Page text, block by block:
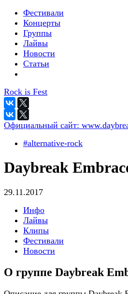
Фестивали
Концерты
Группы
Лайвы
Новости
Статьи
Rock is Fest
Официальный сайт:
#alternative-rock
Daybreak
29.11.2017
Инфо
Лайвы
Клипы
Фестивали
Новости
О группе Daybreak